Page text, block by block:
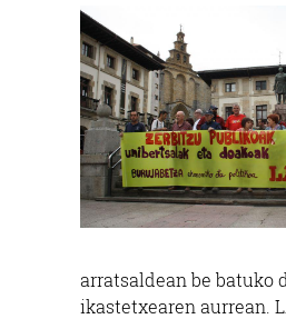
arratsaldean be batuko
ikastetxearen aurrean.